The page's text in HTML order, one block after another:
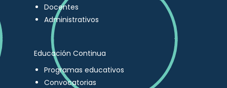
Docentes
Administrativos
Educación Continua
Programas educativos
Convocatorias